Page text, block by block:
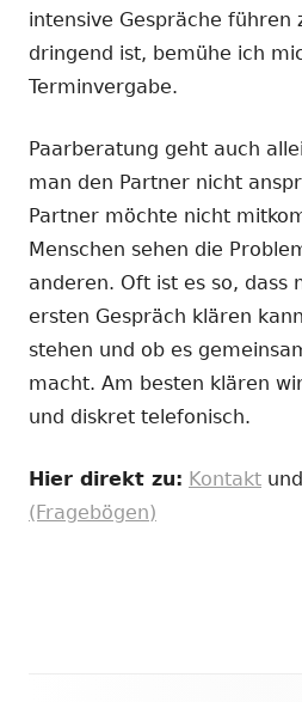
intensive Gespräche führen
dringend ist, bemühe ich
Terminvergabe.
Paarberatung geht auch
man den Partner nicht
Partner möchte nicht
Menschen sehen die
anderen. Oft ist es so, dass
ersten Gespräch klären
stehen und ob es
macht. Am besten klären
und diskret telefonisch.
Hier direkt zu: Kontakt und
(Fragebögen)